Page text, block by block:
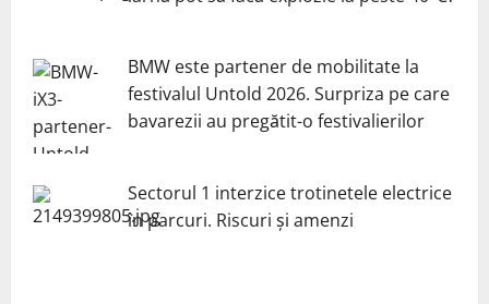
BMW este partener de mobilitate la
festivalul Untold 2026. Surpriza pe care
bavarezii au pregătit-o festivalierilor
Sectorul 1 interzice trotinetele electrice
în parcuri. Riscuri și amenzi